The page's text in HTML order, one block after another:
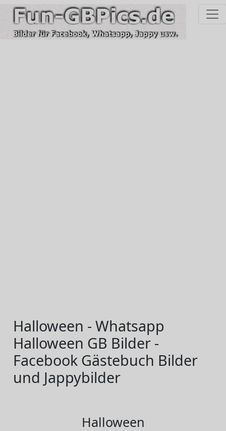
Halloween - Whatsapp
Halloween GB Bilder -
Facebook Gästebuch Bilder
und Jappybilder
Halloween